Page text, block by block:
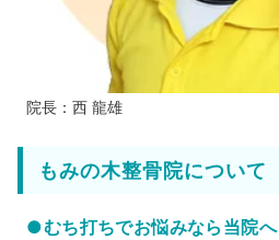
院長：西 龍雄
もみの木整骨院について
●むち打ちでお悩みなら当院へ